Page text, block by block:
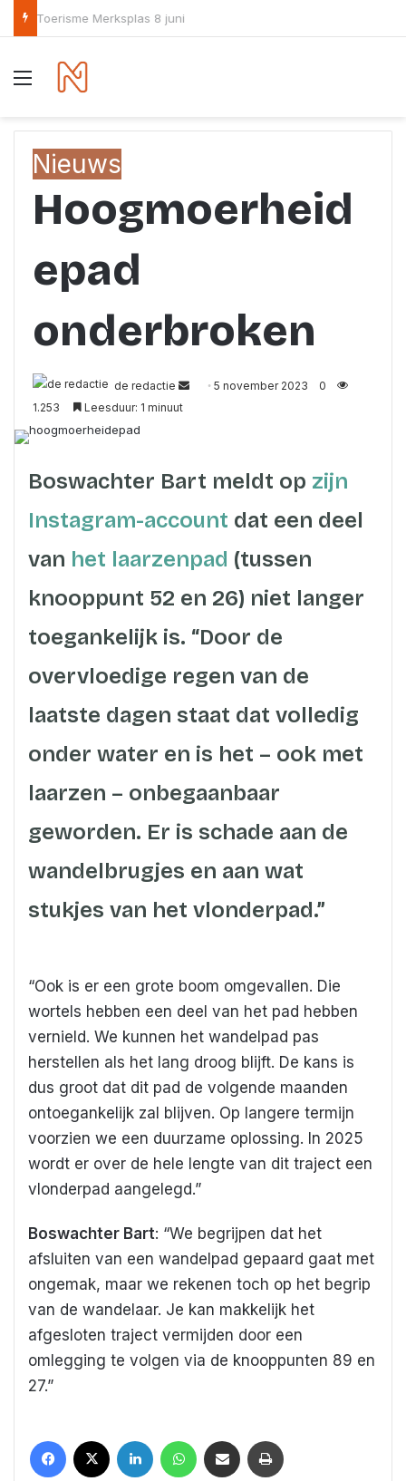
Menu
Nieuws
Hoogmoerheid
epad
onderbroken
de redactie
Send5 november 2023
0
1.253
Leesduur: 1 minuut
Boswachter Bart meldt op zijn
Instagram-account dat een deel
van het laarzenpad (tussen
knooppunt 52 en 26) niet langer
toegankelijk is. “Door de
overvloedige regen van de
laatste dagen staat dat volledig
onder water en is het – ook met
laarzen – onbegaanbaar
geworden. Er is schade aan de
wandelbrugjes en aan wat
stukjes van het vlonderpad.”
“Ook is er een grote boom omgevallen. Die
wortels hebben een deel van het pad hebben
vernield. We kunnen het wandelpad pas
herstellen als het lang droog blijft. De kans is
dus groot dat dit pad de volgende maanden
ontoegankelijk zal blijven. Op langere termijn
voorzien we een duurzame oplossing. In 2025
wordt er over de hele lengte van dit traject een
vlonderpad aangelegd.”
Boswachter Bart: “We begrijpen dat het
afsluiten van een wandelpad gepaard gaat met
ongemak, maar we rekenen toch op het begrip
van de wandelaar. Je kan makkelijk het
afgesloten traject vermijden door een
omlegging te volgen via de knooppunten 89 en
27.”
Facebook LinkedIn WhatsAppDeel met een mail